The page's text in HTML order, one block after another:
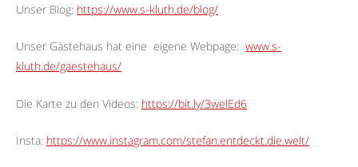
Unser Blog: https://www.s-kluth.de/blog/
Unser Gästehaus hat eine eigene Webpage: www.s-
kluth.de/gaestehaus/
Die Karte zu den Videos: https://bit.ly/3welEd6
Insta: https://www.instagram.com/stefan.entdeckt.die.welt/